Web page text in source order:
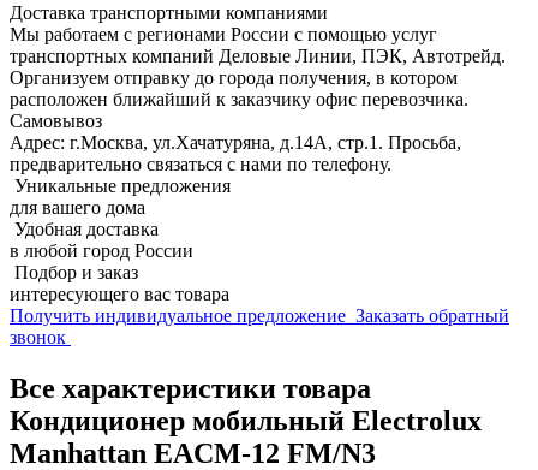
Доставка транспортными компаниями
Мы работаем с регионами России с помощью услуг
транспортных компаний Деловые Линии, ПЭК, Автотрейд.
Организуем отправку до города получения, в котором
расположен ближайший к заказчику офис перевозчика.
Самовывоз
Адрес: г.Москва, ул.Хачатуряна, д.14А, стр.1. Просьба,
предварительно связаться с нами по телефону.
Уникальные предложения
для вашего дома
Удобная доставка
в любой город России
Подбор и заказ
интересующего вас товара
Получить индивидуальное предложение Заказать обратный
звонок
Все характеристики товара
Кондиционер мобильный Electrolux
Manhattan EACM-12 FM/N3